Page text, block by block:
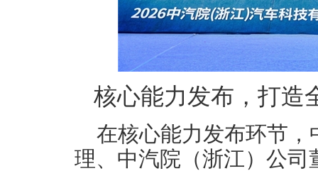
核心能力发布，打造
在核心能力发布环节
理、中汽院（浙江）公